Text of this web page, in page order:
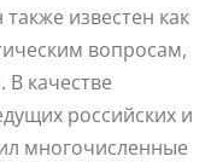
известен как
вопросам,
качестве
российских и
многочисленные